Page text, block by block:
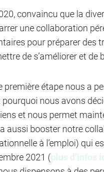
convaincu que la
une collaboration
pour préparer des
de s’améliorer et de
première étape nous a
pourquoi nous avons
et nous permet
aussi booster notre
à l’emploi) qui
2021 (plus d’infos